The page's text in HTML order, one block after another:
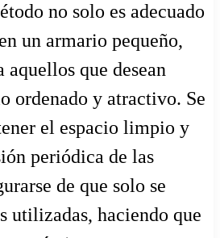
no solo es adecuado
un armario pequeño,
aquellos que desean
ordenado y atractivo. Se
el espacio limpio y
periódica de las
de que solo se
utilizadas, haciendo que